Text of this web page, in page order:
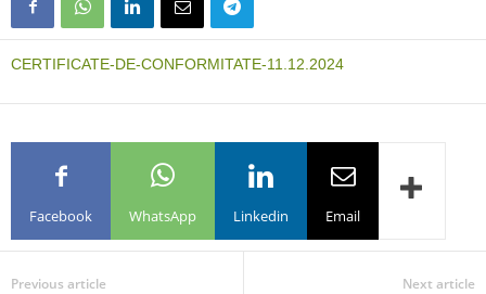
CERTIFICATE-DE-CONFORMITATE-11.12.2024
Facebook WhatsApp Linkedin Email
Previous article Next article